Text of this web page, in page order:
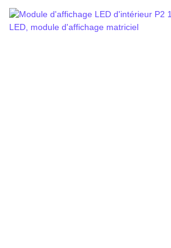
besoins.Brève description:
produits similaires sur le marché, il
exceptionnels incomparables en termes